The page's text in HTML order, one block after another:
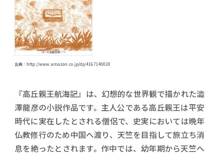
出典：http://www.amazon.co.jp/dp/4167140020
『高丘親王航海記』は、幻想的な世界観で描かれた澁
澤龍彦の小説作品です。主人公である高丘親王は平安
時代に実在したとされる僧侶で、史実においては晩年
仏教修行のため中国へ渡り、天竺を目指して旅立ち消
息を絶ったとされます。作中では、幼年期から天竺へ